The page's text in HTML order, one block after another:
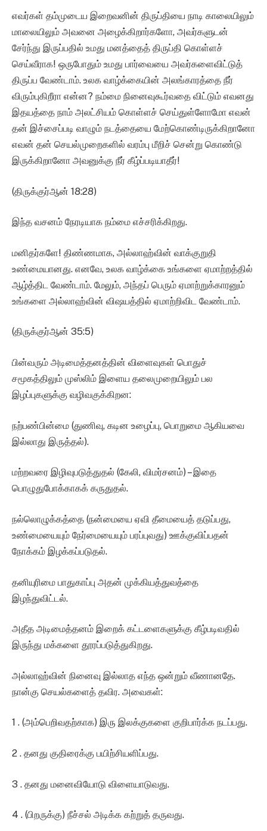
எவர்கள் தம்முடைய இறைவனின் திருப்தியை நாடி காலையிலும்
மாலையிலும் அவனை அழைக்கிறார்களோ, அவர்களுடன்
சேர்ந்து இருப்பதில் உமது மனத்தைத் திருப்தி கொள்ளச்
செய்வீராக! ஒருபோதும் உமது பார்வையை அவர்களைவிட்டுத்
திருப்ப வேண்டாம். உலக வாழ்க்கையின் அலங்காரத்தை நீர்
விரும்புகிறீரா என்ன? நம்மை நினைவுகூர்வதை விட்டும் எவனது
இதயத்தை நாம் அலட்சியம் கொள்ளச் செய்துள்ளோமோ எவன்
தன் இச்சைப்படி வாழும் நடத்தையை மேற்கொண்டிருக்கிறானோ
எவன் தன் செயல்முறைகளில் வரம்பு மீறிச் சென்று கொண்டு
இருக்கிறானோ அவனுக்கு நீர் கீழ்ப்படியாதீர்!
(திருக்குர்ஆன் 18:28)
இந்த வசனம் நேரடியாக நம்மை எச்சரிக்கிறது.
மனிதர்களே! திண்ணமாக, அல்லாஹ்வின் வாக்குறுதி
உண்மையானது. எனவே, உலக வாழ்க்கை உங்களை ஏமாற்றத்தில்
ஆழ்த்திட வேண்டாம். மேலும், அந்தப் பெரும் ஏமாற்றுக்காரனும்
உங்களை அல்லாஹ்வின் விஷயத்தில் ஏமாற்றிவிட வேண்டாம்.
(திருக்குர்ஆன் 35:5)
பின்வரும் அடிமைத்தனத்தின் விளைவுகள் பொதுச்
சமூகத்திலும் முஸ்லிம் இளைய தலைமுறையிலும் பல
இழப்புகளுக்கு வழிவகுக்கிறன:
நற்பண்பின்மை (துணிவு, கடின உழைப்பு, பொறுமை ஆகியவை
இல்லாது இருத்தல்).
மற்றவரை இழிவுபடுத்துதல் (கேலி, விமர்சனம்) – இதை
பொழுதுபோக்காகக் கருதுதல்.
நல்லொழுக்கத்தை (நன்மையை ஏவி தீமையைத் தடுப்பது,
உண்மையையும் நேர்மையையும் பரப்புவது) ஊக்குவிப்பதன்
நோக்கம் இழக்கப்படுதல்.
தனியுரிமை பாதுகாப்பு அதன் முக்கியத்துவத்தை
இழந்துவிட்டல்.
அதீத அடிமைத்தனம் இறைக் கட்டளைகளுக்கு கீழ்படிவதில்
இருந்து மக்களை தூரப்படுத்துகிறது.
அல்லாஹ்வின் நினைவு இல்லாத எந்த ஒன்றும் வீணானதே.
நான்கு செயல்களைத் தவிர. அவைகள்:
1 . (அம்பெறிவதற்காக) இரு இலக்குகளை குறிபார்க்க நடப்பது.
2 . தனது குதிரைக்கு பயிற்சியளிப்பது.
3 . தனது மனைவியோடு விளையாடுவது.
4 . (பிறருக்கு) நீச்சல் அடிக்க கற்றுத் தருவது.